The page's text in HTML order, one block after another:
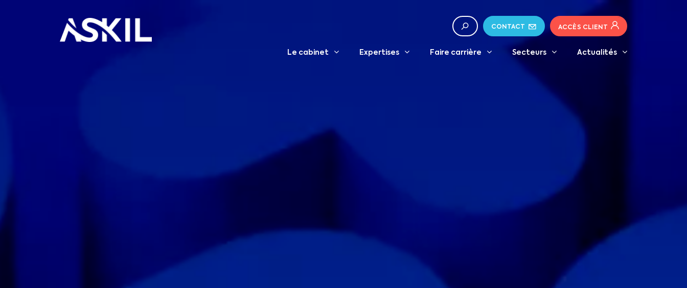
CONTACT ACCÈS CLIENT
Le cabinet Expertises Faire carrière Secteurs Actualités